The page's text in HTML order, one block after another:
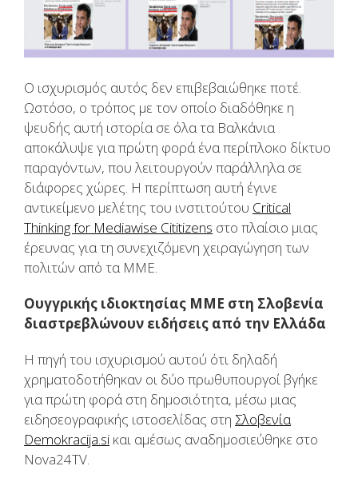
Ο ισχυρισμός αυτός δεν επιβεβαιώθηκε ποτέ.
Ωστόσο, ο τρόπος με τον οποίο διαδόθηκε η
ψευδής αυτή ιστορία σε όλα τα Βαλκάνια
αποκάλυψε για πρώτη φορά ένα περίπλοκο δίκτυο
παραγόντων, που λειτουργούν παράλληλα σε
διάφορες χώρες. Η περίπτωση αυτή έγινε
αντικείμενο μελέτης του ινστιτούτου Critical
Thinking for Mediawise Cititizens στο πλαίσιο μιας
έρευνας για τη συνεχιζόμενη χειραγώγηση των
πολιτών από τα ΜΜΕ.
Ουγγρικής ιδιοκτησίας ΜΜΕ στη Σλοβενία
διαστρεβλώνουν ειδήσεις από την Ελλάδα
Η πηγή του ισχυρισμού αυτού ότι δηλαδή
χρηματοδοτήθηκαν οι δύο πρωθυπουργοί βγήκε
για πρώτη φορά στη δημοσιότητα, μέσω μιας
ειδησεογραφικής ιστοσελίδας στη Σλοβενία
Demokracija.si και αμέσως αναδημοσιεύθηκε στο
Nova24TV.